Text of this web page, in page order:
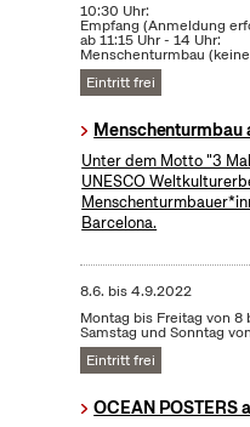
10:30 Uhr:
Empfang (Anmeldung
ab 11:15 Uhr - 14 Uhr:
Menschenturmbau
Eintritt frei
Menschenturmbau
Unter dem Motto "3
UNESCO
Barcelona.
8.6. bis4.9.2022
Montag bis Freitag von 8
Samstag und Sonntag
Eintritt frei
OCEAN